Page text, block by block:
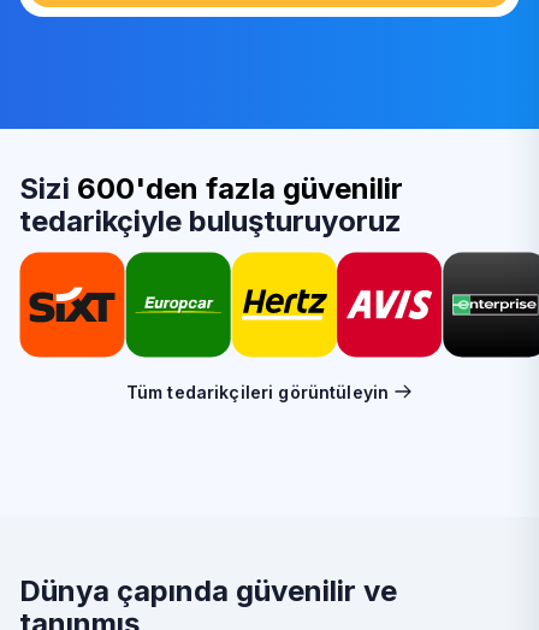
Sizi 600'den fazla güvenilir
tedarikçiyle buluşturuyoruz
Tüm tedarikçileri görüntüleyin
Dünya çapında güvenilir ve